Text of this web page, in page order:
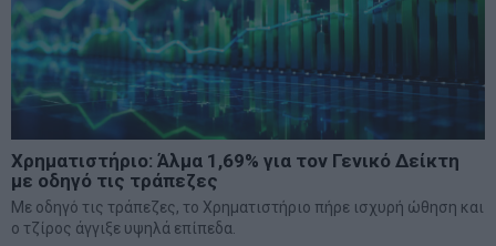
Χρηματιστήριο: Άλμα 1,69% για τον Γενικό Δείκτη
με οδηγό τις τράπεζες
Με οδηγό τις τράπεζες, το Χρηματιστήριο πήρε ισχυρή ώθηση και
ο τζίρος άγγιξε υψηλά επίπεδα.